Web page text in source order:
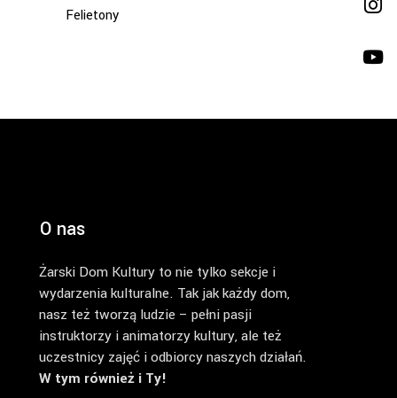
Felietony
O nas
Żarski Dom Kultury to nie tylko sekcje i
wydarzenia kulturalne. Tak jak każdy dom,
nasz też tworzą ludzie – pełni pasji
instruktorzy i animatorzy kultury, ale też
uczestnicy zajęć i odbiorcy naszych działań.
W tym również i Ty!